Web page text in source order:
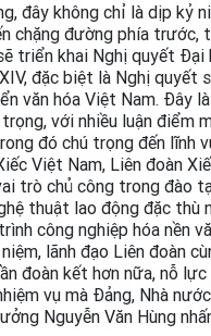
đây không chỉ là dịp kỷ
chặng đường phía trước,
triển khai Nghị quyết
đặc biệt là Nghị quyết
văn hóa Việt Nam. Đây
với nhiều luận điểm
đó chú trọng đến lĩnh
Việt Nam, Liên đoàn
trò chủ công trong đào
thuật lao động đặc thù
công nghiệp hóa nền
lãnh đạo Liên đoàn
đoàn kết hơn nữa, nỗ
vụ mà Đảng, Nhà
Nguyễn Văn Hùng